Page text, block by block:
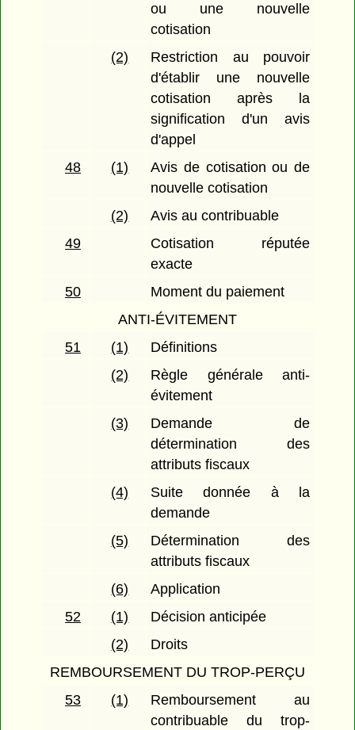
ou une nouvelle
cotisation
(2)
Restriction au pouvoir
d'établir une nouvelle
cotisation après la
signification d'un avis
d'appel
48
(1)
Avis de cotisation ou de
nouvelle cotisation
(2)
Avis au contribuable
49
Cotisation réputée
exacte
50
Moment du paiement
ANTI-ÉVITEMENT
51
(1)
Définitions
(2)
Règle générale anti-
évitement
(3)
Demande de
détermination des
attributs fiscaux
(4)
Suite donnée à la
demande
(5)
Détermination des
attributs fiscaux
(6)
Application
52
(1)
Décision anticipée
(2)
Droits
REMBOURSEMENT DU TROP-PERÇU
53
(1)
Remboursement au
contribuable du trop-